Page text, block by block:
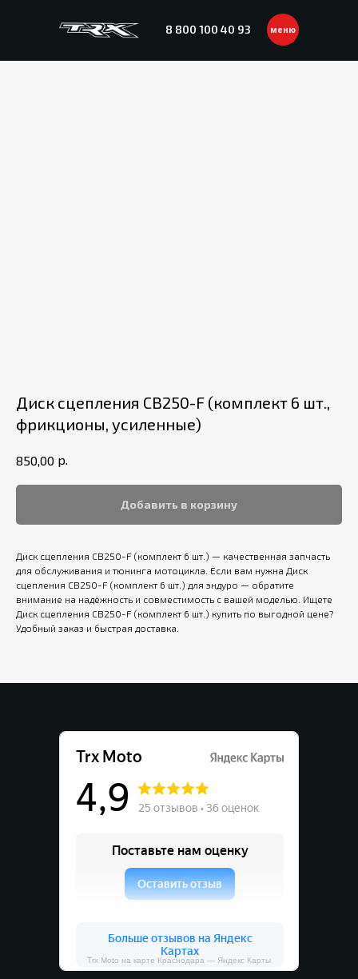
8 800 100 40 93 меню
Диск сцепления CB250-F (комплект 6 шт.,
фрикционы, усиленные)
850,00 р.
Добавить в корзину
Диск сцепления CB250-F (комплект 6 шт.) — качественная запчасть
для обслуживания и тюнинга мотоцикла. Если вам нужна Диск
сцепления CB250-F (комплект 6 шт.) для эндуро — обратите
внимание на надёжность и совместимость с вашей моделью. Ищете
Диск сцепления CB250-F (комплект 6 шт.) купить по выгодной цене?
Удобный заказ и быстрая доставка.
Trx Moto на карте Краснодара — Яндекс Карты